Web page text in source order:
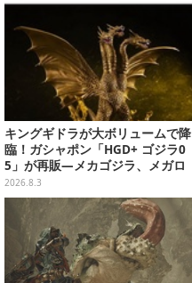
キングギドラが大ボリュームで降
臨！ガシャポン「HGD+ ゴジラ0
5」が再販―メカゴジラ、メガロ
なども揃った全4種
2026.8.3